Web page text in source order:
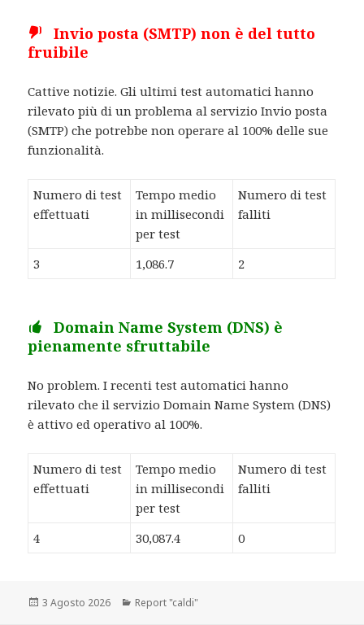
Invio posta (SMTP) non è del tutto
fruibile
Cattive notizie. Gli ultimi test automatici hanno
rilevato più di un problema al servizio Invio posta
(SMTP) che potrebbe non operare al 100% delle sue
funzionalità.
Numero di test
effettuati
Tempo medio
in millisecondi
per test
Numero di test
falliti
3 1,086.7 2
Domain Name System (DNS) è
pienamente sfruttabile
No problem. I recenti test automatici hanno
rilevato che il servizio Domain Name System (DNS)
è attivo ed operativo al 100%.
Numero di test
effettuati
Tempo medio
in millisecondi
per test
Numero di test
falliti
4 30,087.4 0
Scritto
3 Agosto 2026 Categorie
Report "caldi"